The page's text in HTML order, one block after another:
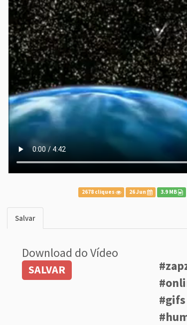
2678 cliques 26 Jun 3.9 MB
Salvar
Download do Vídeo
SALVAR